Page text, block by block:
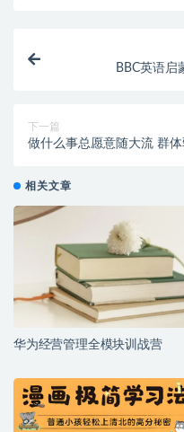
BBC英语启
下一篇
做什么事总愿意随大流 群
相关文章
华为经营管理全模块训战营